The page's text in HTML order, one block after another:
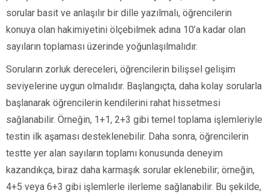
sorular basit ve anlaşılır bir dille yazılmalı, öğrencilerin
konuya olan hakimiyetini ölçebilmek adına 10’a kadar olan
sayıların toplaması üzerinde yoğunlaşılmalıdır.
Soruların zorluk dereceleri, öğrencilerin bilişsel gelişim
seviyelerine uygun olmalıdır. Başlangıçta, daha kolay sorularla
başlanarak öğrencilerin kendilerini rahat hissetmesi
sağlanabilir. Örneğin, 1+1, 2+3 gibi temel toplama işlemleriyle
testin ilk aşaması desteklenebilir. Daha sonra, öğrencilerin
testte yer alan sayıların toplamı konusunda deneyim
kazandıkça, biraz daha karmaşık sorular eklenebilir; örneğin,
4+5 veya 6+3 gibi işlemlerle ilerleme sağlanabilir. Bu şekilde,